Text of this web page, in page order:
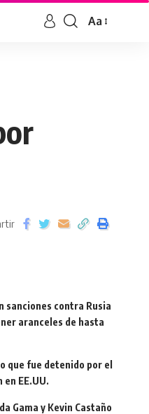
Aa
sanciones contra Rusia
aranceles de hasta
que fue detenido por el
en EE.UU.
Gama y Kevin Castaño